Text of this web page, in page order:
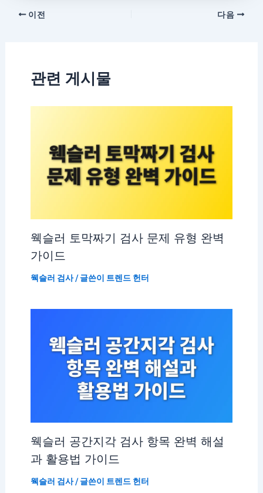
이전 다음
관련 게시물
웩슬러 토막짜기 검사 문제 유형 완벽
가이드
웩슬러 검사/ 글쓴이 트렌드 헌터
웩슬러 공간지각 검사 항목 완벽 해설
과 활용법 가이드
웩슬러 검사/ 글쓴이 트렌드 헌터